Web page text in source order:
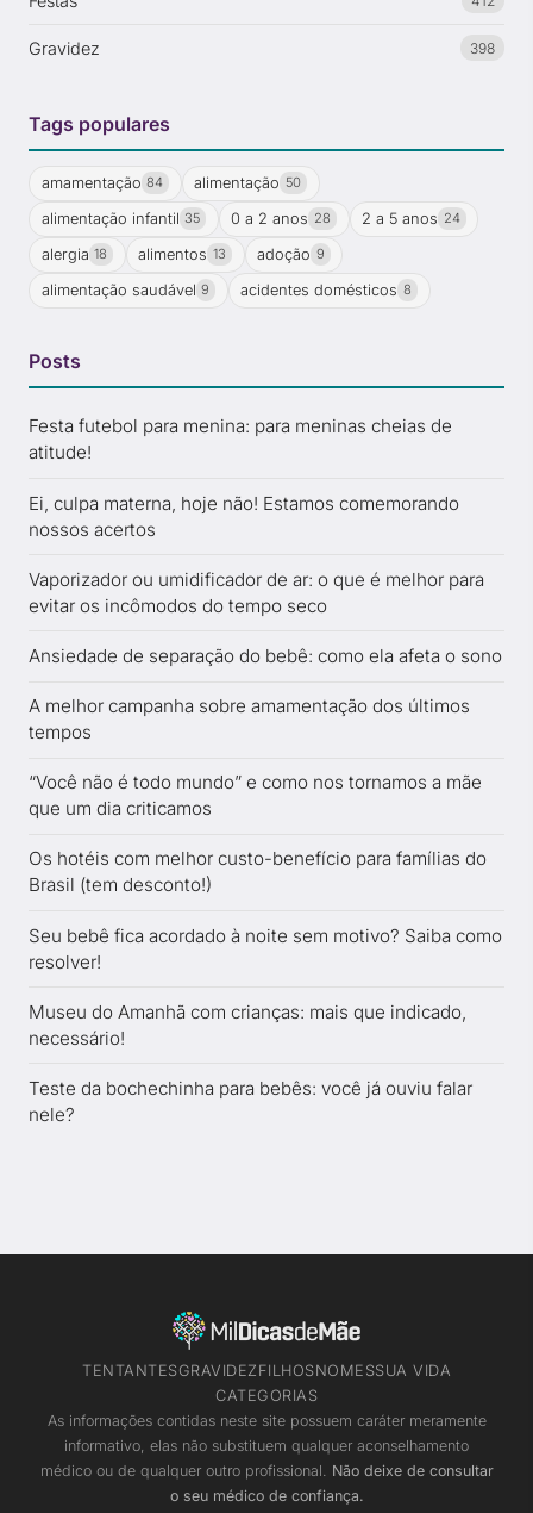
Gravidez 398
Tags populares
amamentação 84 alimentação 50
alimentação infantil 35 0 a 2 anos 28 2 a 5 anos 24
alergia 18 alimentos 13 adoção 9
alimentação saudável 9 acidentes domésticos 8
Posts
Festa futebol para menina: para meninas cheias de
atitude!
Ei, culpa materna, hoje não! Estamos comemorando
nossos acertos
Vaporizador ou umidificador de ar: o que é melhor para
evitar os incômodos do tempo seco
Ansiedade de separação do bebê: como ela afeta o sono
A melhor campanha sobre amamentação dos últimos
tempos
“Você não é todo mundo” e como nos tornamos a mãe
que um dia criticamos
Os hotéis com melhor custo-benefício para famílias do
Brasil (tem desconto!)
Seu bebê fica acordado à noite sem motivo? Saiba como
resolver!
Museu do Amanhã com crianças: mais que indicado,
necessário!
Teste da bochechinha para bebês: você já ouviu falar
nele?
TENTANTESGRAVIDEZ FILHOSNOMESSUA VIDA
CATEGORIAS
As informações contidas neste site possuem caráter meramente
informativo, elas não substituem qualquer aconselhamento
médico ou de qualquer outro profissional. Não deixe de consultar
o seu médico de confiança.